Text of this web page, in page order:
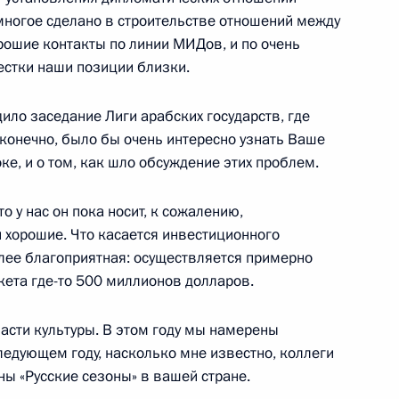
Владимира Путина
Аль Халифой
Хамадом Бен Исой
сделано в строительстве отношений между
контакты по линии МИДов, и по очень
наши позиции близки.
заседание Лиги арабских государств, где
было бы очень интересно узнать Ваше
и о том, как шло обсуждение этих проблем.
у нас он пока носит, к сожалению,
Что касается инвестиционного
благоприятная: осуществляется примерно
где-то 500 миллионов долларов.
культуры. В этом году мы намерены
году, насколько мне известно, коллеги
«Русские сезоны» в вашей стране.